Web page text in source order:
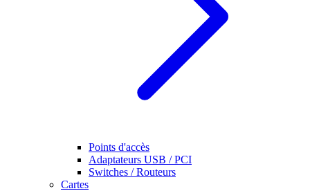
Points d'accès
Adaptateurs USB / PCI
Switches / Routeurs
Cartes